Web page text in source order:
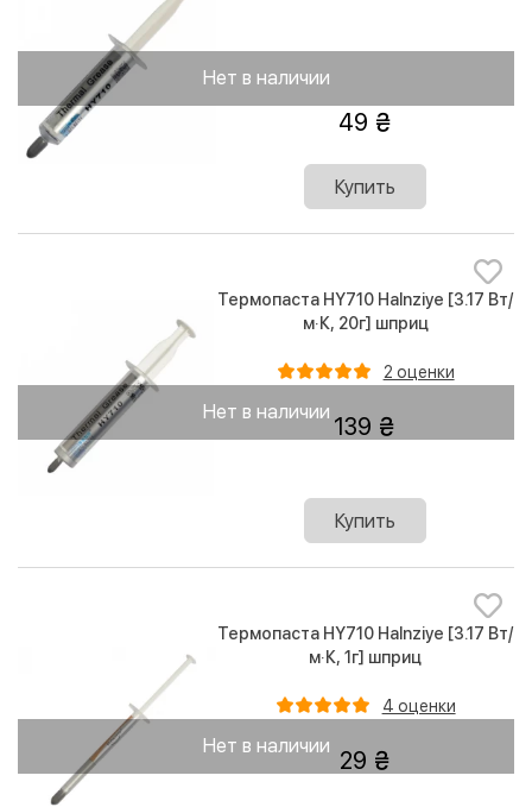
Нет в наличии
49
Купить
Нет в наличии
Термопаста HY710 Halnziye [3.17 Вт/
м·К, 20г] шприц
2 оценки
139
Купить
Нет в наличии
Термопаста HY710 Halnziye [3.17 Вт/
м·К, 1г] шприц
4 оценки
29